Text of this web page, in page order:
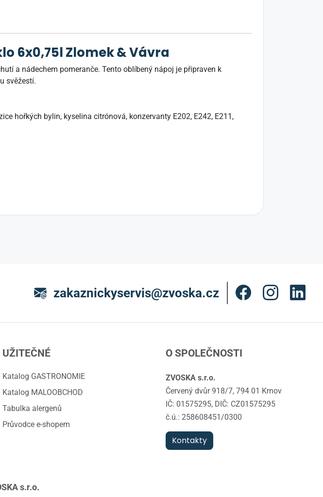
6x0,75l Zlomek & Vávra
a nádechem pomeranče. Tento oblíbený nápoj je připraven k
svěžestí.
hořkých bylin, kyselina citrónová, konzervanty E202, E242, E211,
zakaznickyservis@zvoska.cz
UŽITEČNÉ
Katalog GASTRONOMIE
Katalog MALOOBCHOD
Tabulka alergenů
Průvodce e-shopem
O SPOLEČNOSTI
ZVOSKA s.r.o.
Červený dvůr 918/7, 794 01 Krnov
IČ: 01575295, DIČ: CZ01575295
č.ú.: 258608451/0300
Kontakty
s.r.o.